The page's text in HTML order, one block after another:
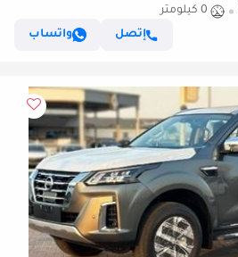
0 كيلومتر
إتصل
واتساب